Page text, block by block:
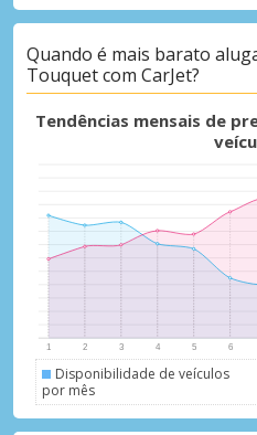
Descontos
Aceda a ofertas
Iniciar
Quando é mais barato
Touquet com CarJet?
Tendências mensais de
Disponibilidade de veículos
por mês